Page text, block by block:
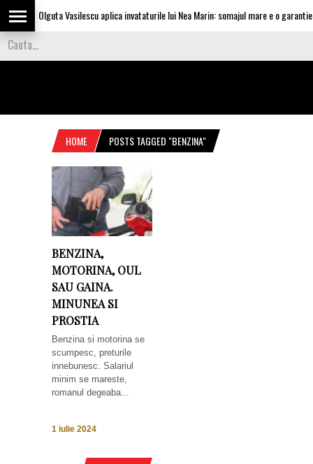
Olguta Vasilescu aplica invataturile lui Nea Marin: somajul mare e o garantie
HOME POSTS TAGGED "BENZINA"
BENZINA,
MOTORINA, OUL
SAU GAINA.
MINUNEA SI
PROSTIA
Benzina si motorina se
scumpesc, preturile
innebunesc. Salariul
minim se mareste,
romanul degeaba...
1 iulie 2024